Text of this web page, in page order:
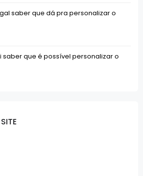
saber que dá pra personalizar o
saber que é possível personalizar o